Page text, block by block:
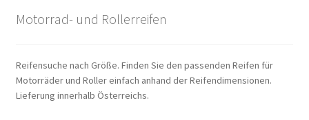
Motorrad- und Rollerreifen
Reifensuche nach Größe. Finden Sie den passenden Reifen für
Motorräder und Roller einfach anhand der Reifendimensionen.
Lieferung innerhalb Österreichs.